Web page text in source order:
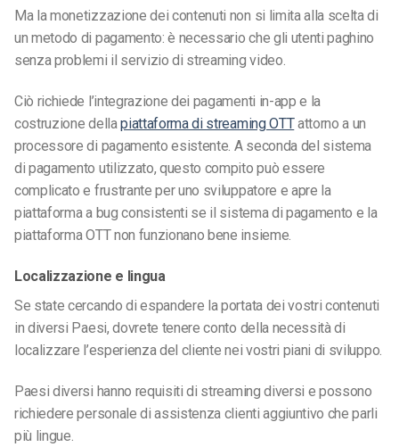
Ma la monetizzazione dei contenuti non si limita alla scelta di
un metodo di pagamento: è necessario che gli utenti paghino
senza problemi il servizio di streaming video.
Ciò richiede l’integrazione dei pagamenti in-app e la
costruzione dellapiattaforma di streaming OTTattorno a un
processore di pagamento esistente. A seconda del sistema
di pagamento utilizzato, questo compito può essere
complicato e frustrante per uno sviluppatore e apre la
piattaforma a bug consistenti se il sistema di pagamento e la
piattaforma OTT non funzionano bene insieme.
Localizzazione e lingua
Se state cercando di espandere la portata dei vostri contenuti
in diversi Paesi, dovrete tenere conto della necessità di
localizzare l’esperienza del cliente nei vostri piani di sviluppo.
Paesi diversi hanno requisiti di streaming diversi e possono
richiedere personale di assistenza clienti aggiuntivo che parli
più lingue.